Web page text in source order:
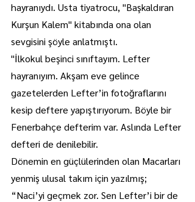
hayranıydı. Usta tiyatrocu, "Başkaldıran
Kurşun Kalem" kitabında ona olan
sevgisini şöyle anlatmıştı.
"İlkokul beşinci sınıftayım. Lefter
hayranıyım. Akşam eve gelince
gazetelerden Lefter’in fotoğraflarını
kesip deftere yapıştırıyorum. Böyle bir
Fenerbahçe defterim var. Aslında Lefter
defteri de denilebilir.
Dönemin en güçlülerinden olan Macarları
yenmiş ulusal takım için yazılmış;
“Naci’yi geçmek zor. Sen Lefter’i bir de